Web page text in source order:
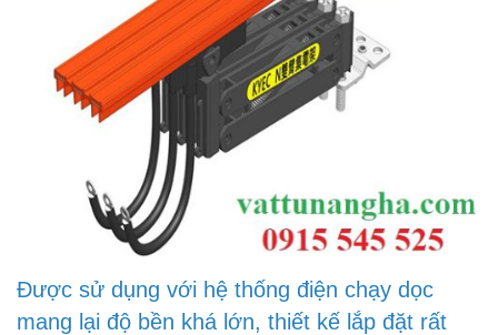
Được sử dụng với hệ thống điện chạy dọc
mang lại độ bền khá lớn, thiết kế lắp đặt rất